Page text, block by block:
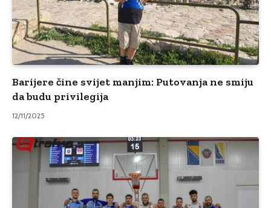
Barijere čine svijet manjim: Putovanja ne smiju
da budu privilegija
12/11/2025